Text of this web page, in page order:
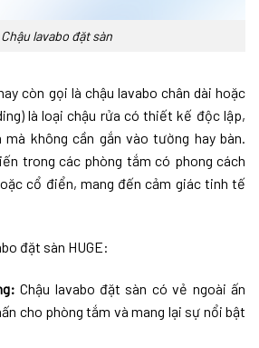
Chậu lavabo đặt sàn
còn gọi là chậu lavabo chân dài hoặc
là loại chậu rửa có thiết kế độc lập,
không cần gắn vào tường hay bàn.
trong các phòng tắm có phong cách
cổ điển, mang đến cảm giác tinh tế
đặt sàn HUGE:
Chậu lavabo đặt sàn có vẻ ngoài ấn
cho phòng tắm và mang lại sự nổi bật